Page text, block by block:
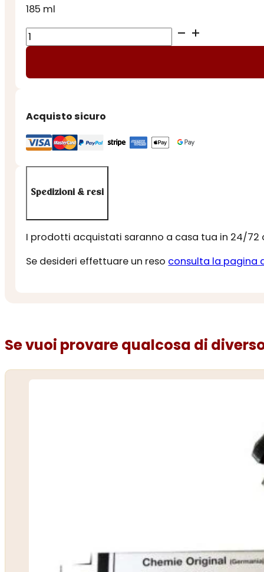
185 ml
CREMA
LUCIDANTE
ARGENTO
quantità
Acquisto sicuro
Spedizioni & resi
I prodotti acquistati saranno a casa tua in 24/72
Se desideri effettuare un reso consulta la pagina
Se vuoi provare qualcosa di